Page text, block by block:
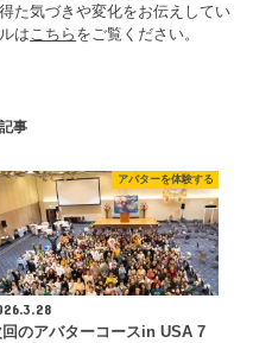
た気づきや変化をお伝えしてい
はこちら をご覧ください。
事
アバターを体験する
回のアバターコースin USA 7